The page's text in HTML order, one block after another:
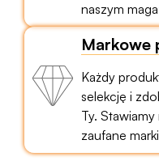
naszym
Markowe
Każdy
selekcję i
Ty.
zaufane